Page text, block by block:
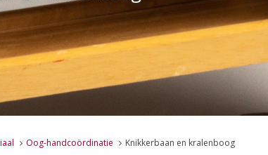
Oog-handcoördinatie Knikkerbaan en kralenboog